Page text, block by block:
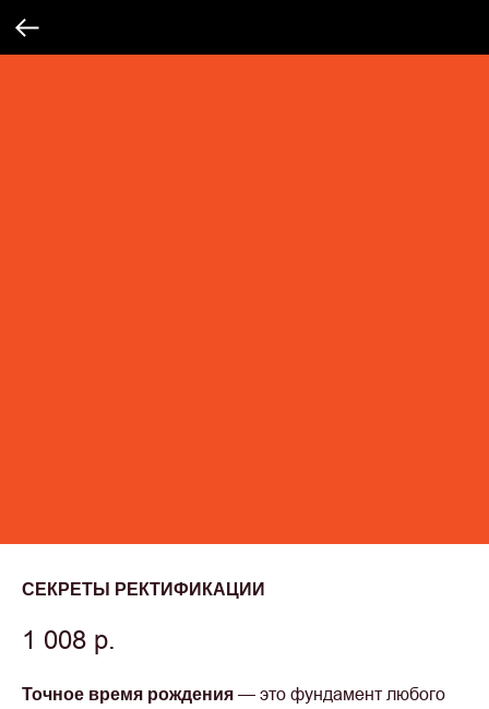
СЕКРЕТЫ РЕКТИФИКАЦИИ
1 008 р.
Точное время рождения — это фундамент любого